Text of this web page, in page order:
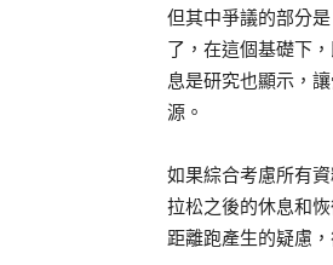
但其中爭議的部分
了，在這個基礎下
息是研究也顯示，
源。
如果綜合考慮所有
拉松之後的休息和
距離跑產生的疑慮